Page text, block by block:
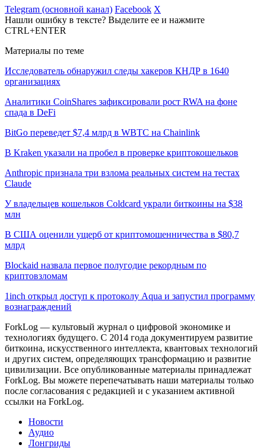
Telegram (основной канал) Facebook X
Нашли ошибку в тексте? Выделите ее и нажмите
CTRL+ENTER
Материалы по теме
Исследователь обнаружил следы хакеров КНДР в 1640
организациях
Аналитики CoinShares зафиксировали рост RWA на фоне
спада в DeFi
BitGo переведет $7,4 млрд в WBTC на Chainlink
В Kraken указали на пробел в проверке криптокошельков
Anthropic признала три взлома реальных систем на тестах
Claude
У владельцев кошельков Coldcard украли биткоины на $38
млн
В США оценили ущерб от криптомошенничества в $80,7
млрд
Blockaid назвала первое полугодие рекордным по
криптовзломам
1inch открыл доступ к протоколу Aqua и запустил программу
вознаграждений
ForkLog — культовый журнал о цифровой экономике и
технологиях будущего. С 2014 года документируем развитие
биткоина, искусственного интеллекта, квантовых технологий
и других систем, определяющих трансформацию и развитие
цивилизации. Все опубликованные материалы принадлежат
ForkLog. Вы можете перепечатывать наши материалы только
после согласования с редакцией и с указанием активной
ссылки на ForkLog.
Новости
Аудио
Лонгриды